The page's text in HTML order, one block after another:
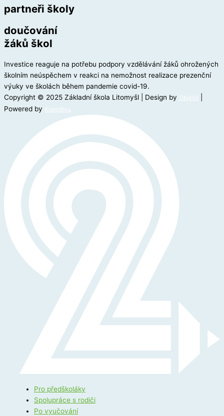
partneři školy
doučování
žáků škol
Investice reaguje na potřebu podpory vzdělávání žáků ohrožených
školním neúspěchem v reakci na nemožnost realizace prezenční
výuky ve školách během pandemie covid-19.
Copyright © 2025 Základní škola Litomyšl | Design by Objevil
Powered by Kupodivu
Pro předškoláky
Spolupráce s rodiči
Po vyučování